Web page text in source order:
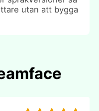
utan att bygga